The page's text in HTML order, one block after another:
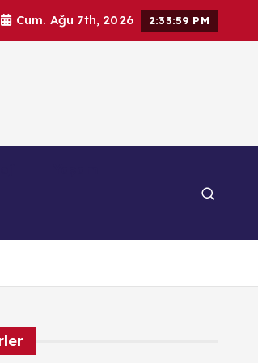
Cum. Ağu 7th, 2026 2:34:01 PM